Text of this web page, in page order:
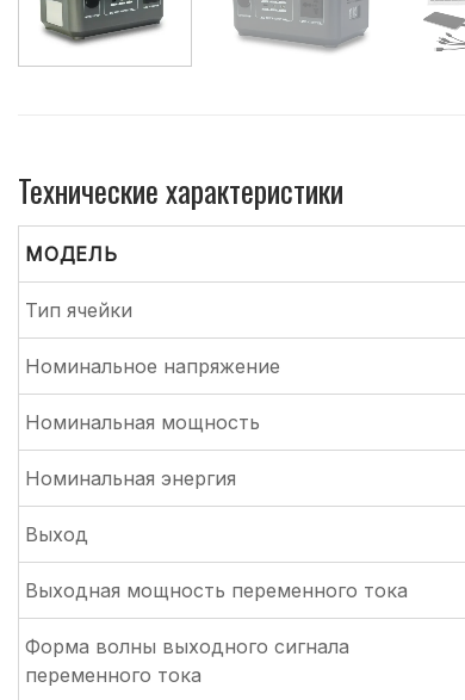
Технические характеристики
МОДЕЛЬ
Тип ячейки
Номинальное напряжение
Номинальная мощность
Номинальная энергия
Выход
Выходная мощность переменного тока
Форма волны выходного сигнала
переменного тока